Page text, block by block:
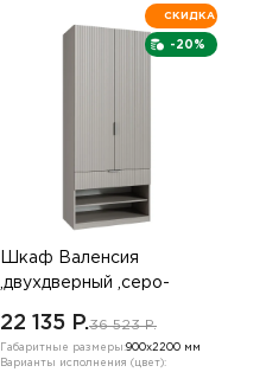
-20%
СКИДКА
Шкаф Валенсия
,двухдверный ,серо-
22 135 P.36 523 P.
Габаритные размеры:900х2200 мм
Варианты исполнения (цвет):